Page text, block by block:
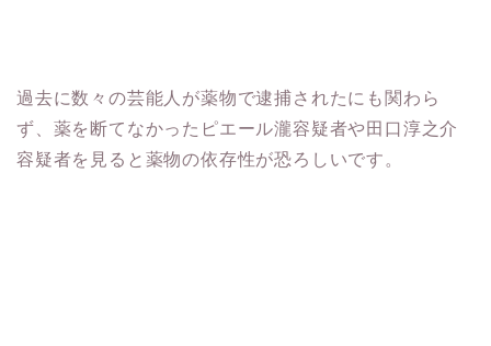
過去に数々の芸能人が薬物で逮捕されたにも関わら
ず、薬を断てなかったピエール瀧容疑者や田口淳之介
容疑者を見ると薬物の依存性が恐ろしいです。